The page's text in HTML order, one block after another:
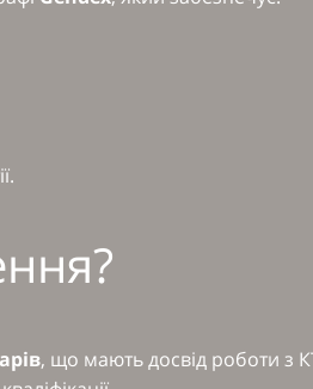
, що мають досвід роботи з